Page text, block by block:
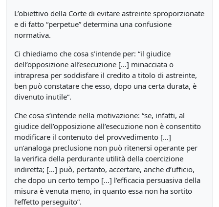
L’obiettivo della Corte di evitare astreinte sproporzionate
e di fatto “perpetue” determina una confusione
normativa.
Ci chiediamo che cosa s’intende per: “il giudice
dell’opposizione all’esecuzione […] minacciata o
intrapresa per soddisfare il credito a titolo di astreinte,
ben può constatare che esso, dopo una certa durata, è
divenuto inutile”.
Che cosa s’intende nella motivazione: “se, infatti, al
giudice dell’opposizione all’esecuzione non è consentito
modificare il contenuto del provvedimento […]
un’analoga preclusione non può ritenersi operante per
la verifica della perdurante utilità della coercizione
indiretta; […] può, pertanto, accertare, anche d’ufficio,
che dopo un certo tempo […] l’efficacia persuasiva della
misura è venuta meno, in quanto essa non ha sortito
l’effetto perseguito”.